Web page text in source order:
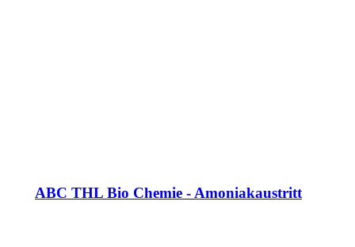
ABC THL Bio Chemie - Amoniakaustritt